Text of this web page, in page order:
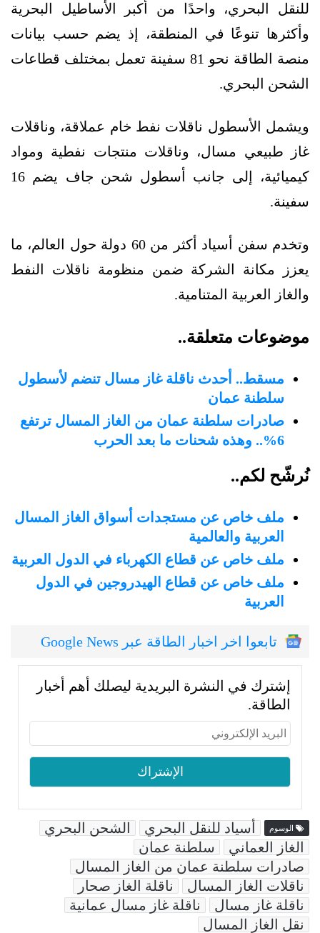
للنقل البحري، واحدًا من أكبر الأساطيل البحرية
وأكثرها تنوعًا في المنطقة، إذ يضم حسب بيانات
منصة الطاقة نحو 81 سفينة تعمل بمختلف قطاعات
الشحن البحري.
ويشمل الأسطول ناقلات نفط خام عملاقة، وناقلات
غاز طبيعي مسال، وناقلات منتجات نفطية ومواد
كيميائية، إلى جانب أسطول شحن جاف يضم 16
سفينة.
وتخدم سفن أسياد أكثر من 60 دولة حول العالم، ما
يعزز مكانة الشركة ضمن منظومة ناقلات النفط
والغاز العربية المتنامية.
موضوعات متعلقة..
مسقط.. أحدث ناقلة غاز مسال تنضم لأسطول
سلطنة عمان
صادرات سلطنة عمان من الغاز المسال ترتفع
6%.. وهذه شحنات ما بعد الحرب
نُرشّح لكم..
ملف خاص عن مستجدات أسواق الغاز المسال
العربية والعالمية
ملف خاص عن قطاع الكهرباء في الدول العربية
ملف خاص عن قطاع الهيدروجين في الدول
العربية
تابعوا اخر اخبار الطاقة عبر Google News
إشترك في النشرة البريدية ليصلك أهم أخبار
الطاقة.
الوسوم أسياد للنقل البحري
الشحن البحري
الغاز العماني
سلطنة عمان
صادرات سلطنة عمان من الغاز المسال
ناقلات الغاز المسال
ناقلة الغاز صحار
ناقلة غاز مسال
ناقلة غاز مسال عمانية
نقل الغاز المسال